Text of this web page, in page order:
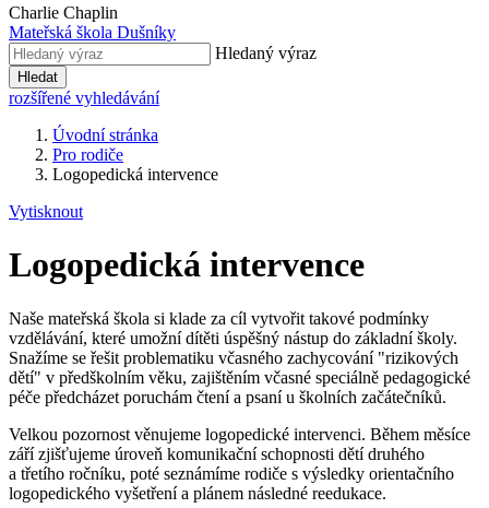
Charlie Chaplin
Mateřská škola Dušníky
Hledaný výraz
Hledat
rozšířené vyhledávání
Úvodní stránka
Pro rodiče
Logopedická intervence
Vytisknout
Logopedická intervence
Naše mateřská škola si klade za cíl vytvořit takové podmínky
vzdělávání, které umožní dítěti úspěšný nástup do základní školy.
Snažíme se řešit problematiku včasného zachycování "rizikových
dětí" v předškolním věku, zajištěním včasné speciálně pedagogické
péče předcházet poruchám čtení a psaní u školních začátečníků.
Velkou pozornost věnujeme logopedické intervenci. Během měsíce
září zjišťujeme úroveň komunikační schopnosti dětí druhého
a třetího ročníku, poté seznámíme rodiče s výsledky orientačního
logopedického vyšetření a plánem následné reedukace.